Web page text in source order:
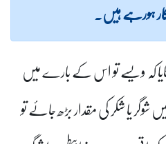
ہورہے ہیں۔
کہ ویسے تو اس کے بارے میں
یا شکر کی مقدار بڑھ جائے تو